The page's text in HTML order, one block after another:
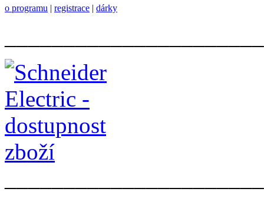
o programu | registrace | dárky